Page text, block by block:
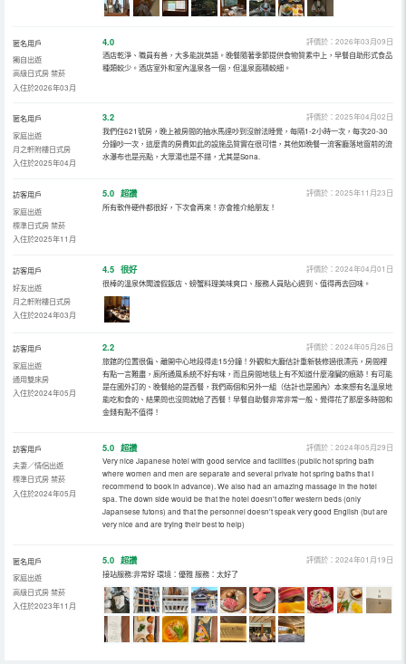
匿名用戶
獨自出遊
高級日式房 禁菸
入住於2026年03月
4.0
評價於：2026年03月09日
酒店乾淨、職員有善，大多能說英語。晚餐隨著季節提供食物質素中上，早餐自助形式食品
種類較少。酒店室外和室內溫泉各一個，但溫泉面積較細。
匿名用戶
家庭出遊
月之軒附樓日式房
入住於2025年04月
3.2
評價於：2025年04月02日
我們住621號房，晚上被房間的抽水馬達吵到沒辦法睡覺，每隔1-2小時一次，每次20-30
分鐘吵一次，這麼貴的房費如此的設施品質實在很可惜，其他如晩餐一流客廳落地窗前的流
水瀑布也是亮點，大眾湯也是不錯，尤其是Sona.
訪客用戶
家庭出遊
標準日式房 禁菸
入住於2025年11月
5.0 超讚
評價於：2025年11月23日
所有軟件硬件都很好，下次會再來！亦會推介給朋友！
訪客用戶
好友出遊
月之軒附樓日式房
入住於2024年03月
4.5 很好
評價於：2024年04月01日
很棒的溫泉休聞渡假飯店、螃蟹料理美味爽口、服務人員貼心週到、值得再去回味。
訪客用戶
家庭出遊
通用雙床房
入住於2024年05月
2.2
評價於：2024年05月26日
旅館的位置很偏、離開中心地段得走15分鐘！外觀和大廳估計重新裝修過很漂亮，房間裡
有點一言難盡，廁所通風系統不好有味，而且房間地毯上有不知道什麼潑臟的痕跡！有可能
是在國外訂的、晚餐給的是西餐，我們兩個和另外一組（估計也是國內）本來想有名溫泉地
能吃和食的、結果問也沒問就給了西餐！早餐自助餐非常非常一般、覺得花了那麼多時間和
金錢有點不值得！
訪客用戶
夫妻／情侶出遊
標準日式房 禁菸
入住於2024年05月
5.0 超讚
評價於：2024年05月29日
Very nice Japanese hotel with good service and facilities (public hot spring bath
where women and men are separate and several private hot spring baths that I
recommend to book in advance). We also had an amazing massage in the hotel
spa. The down side would be that the hotel doesn't offer western beds (only
Japansese futons) and that the personnel doesn't speak very good English (but are
very nice and are trying their best to help)
匿名用戶
家庭出遊
高級日式房 禁菸
入住於2023年11月
5.0 超讚
評價於：2024年01月19日
接站服務:非常好 環境：優雅 服務：太好了